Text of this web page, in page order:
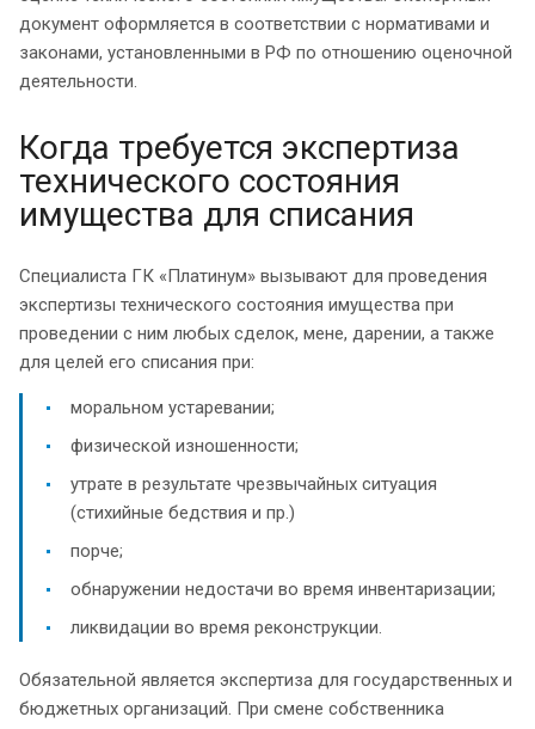
документ оформляется в соответствии с нормативами и
законами, установленными в РФ по отношению оценочной
деятельности.
Когда требуется экспертиза
технического состояния
имущества для списания
Специалиста ГК «Платинум» вызывают для проведения
экспертизы технического состояния имущества при
проведении с ним любых сделок, мене, дарении, а также
для целей его списания при:
моральном устаревании;
физической изношенности;
утрате в результате чрезвычайных ситуация
(стихийные бедствия и пр.)
порче;
обнаружении недостачи во время инвентаризации;
ликвидации во время реконструкции.
Обязательной является экспертиза для государственных и
бюджетных организаций. При смене собственника